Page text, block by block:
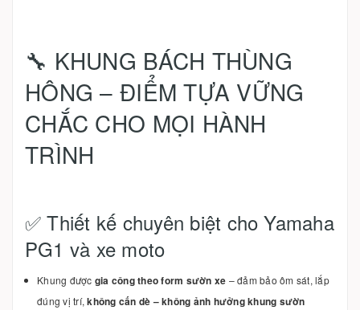
🔧 KHUNG BÁCH THÙNG
HÔNG – ĐIỂM TỰA VỮNG
CHẮC CHO MỌI HÀNH
TRÌNH
✅ Thiết kế chuyên biệt cho Yamaha
PG1 và xe moto
Khung được gia công theo form sườn xe – đảm bảo ôm sát, lắp
đúng vị trí,không cấn dè – không ảnh hưởng khung sườn